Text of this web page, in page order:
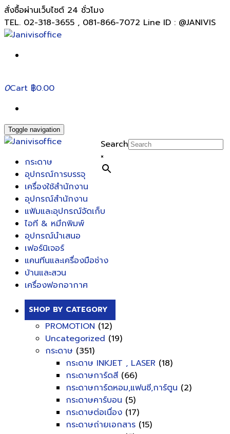
สั่งซื้อผ่านเว็บไซต์ 24 ชั่วโมง
TEL. 02-318-3655 , 081-866-7072 Line ID : @JANIVIS
0Cart ฿0.00
Toggle navigation
Search
×
กระดาษ
อุปกรณ์การบรรจุ
เครื่องใช้สำนักงาน
อุปกรณ์สำนักงาน
แฟ้มและอุปกรณ์จัดเก็บ
ไอที & หมึกพิมพ์
อุปกรณ์นำเสนอ
เฟอร์นิเจอร์
แคนทีนและเครื่องมือช่าง
บ้านและสวน
เครื่องฟอกอากาศ
SHOP BY CATEGORY
PROMOTION (12)
Uncategorized (19)
กระดาษ (351)
กระดาษ INKJET , LASER (18)
กระดาษการ์ดสี (66)
กระดาษการ์ดหอม,แฟนซี,การ์ตูน (2)
กระดาษคาร์บอน (5)
กระดาษต่อเนื่อง (17)
กระดาษถ่ายเอกสาร (15)